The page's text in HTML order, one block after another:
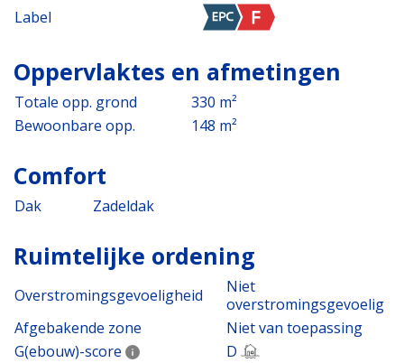
Label
Oppervlaktes en afmetingen
Totale opp. grond
330 m²
Bewoonbare opp.
148 m²
Comfort
Dak Zadeldak
Ruimtelijke ordening
Overstromingsgevoeligheid
Niet
overstromingsgevoelig
Afgebakende zone
Niet van toepassing
G(ebouw)-score
D